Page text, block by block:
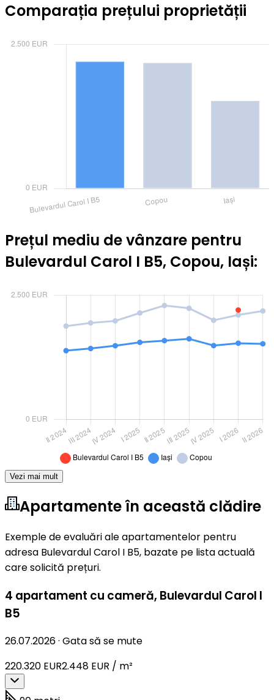
Comparația prețului proprietății
Prețul mediu de vânzare pentru
Bulevardul Carol I B5, Copou, Iași:
Vezi mai mult
Apartamente în această clădire
Exemple de evaluări ale apartamentelor pentru
adresa Bulevardul Carol I B5, bazate pe lista actuală
care solicită prețuri.
4 apartament cu cameră, Bulevardul Carol I
B5
26.07.2026· Gata să se mute
220.320 EUR2.448 EUR / m²